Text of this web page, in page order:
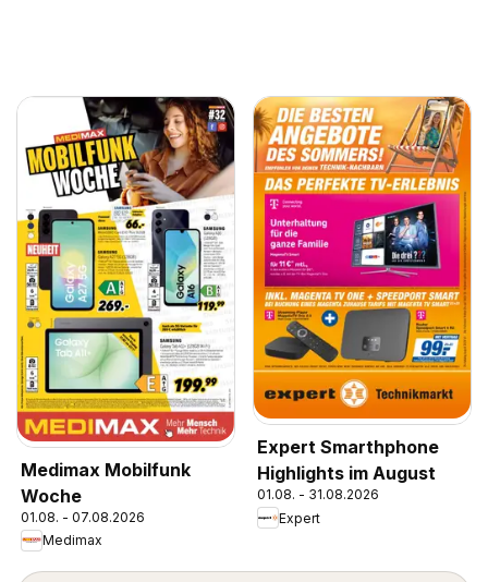
Medimax Mobilfunk
Woche
01.08. - 07.08.2026
Medimax
Expert Smarthphone
Highlights im August
01.08. - 31.08.2026
Expert